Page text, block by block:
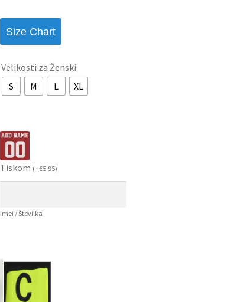
Size Chart
Velikosti za Ženski
S
M L XL
Tiskom (+€5.95)
Imei / Številka